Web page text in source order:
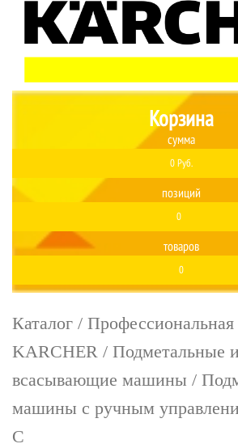
Корзина
сумма
0 Руб.
позиций
0
товаров
0
Каталог / Профессиональная
KARCHER / Подметальные
всасывающие машины /
машины с ручным
C